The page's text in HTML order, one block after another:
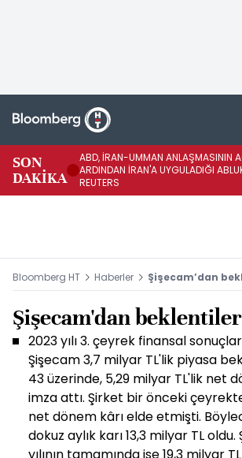
SON
DAKİKA
ABD, İRAN-UMMAN ANLAŞMASININ
ARDINDAN İRAN'A UYGULADIĞI
REUTERS
Bloomberg HT Haberler Şişecam’dan
Şişecam'dan
2023 yılı 3. çeyrek finansal
Şişecam 3,7 milyar TL'lik piyasa
43 üzerinde, 5,29 milyar TL'lik net
imza attı. Şirket bir önceki
net dönem kârı elde etmişti.
dokuz aylık karı 13,3 milyar TL